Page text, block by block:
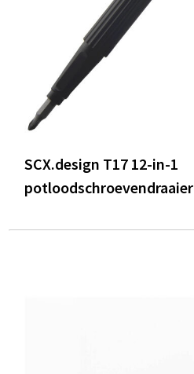
SCX.design T17 12-in-1
potloodschroevendraaier